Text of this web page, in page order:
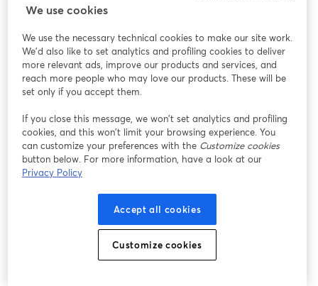
Gibt es Probleme?
wird in einem neuen Tab geöffnet
We use cookies
We use the necessary technical cookies to make our site work.
We'd also like to set analytics and profiling cookies to deliver
more relevant ads, improve our products and services, and
reach more people who may love our products. These will be
set only if you accept them.
If you close this message, we won’t set analytics and profiling
cookies, and this won’t limit your browsing experience. You
can customize your preferences with the Customize cookies
button below. For more information, have a look at our
Privacy Policy
Accept all cookies
Customize cookies